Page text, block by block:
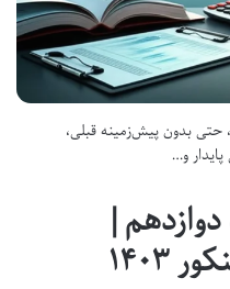
حتی بدون پیش‌زمینه قبلی،
و…
|